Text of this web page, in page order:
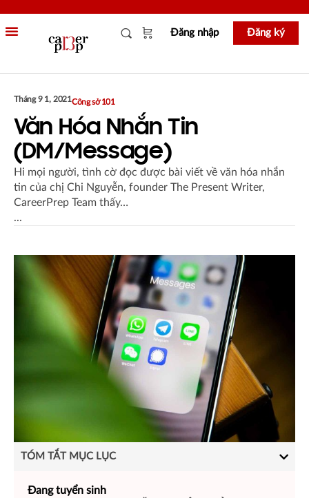
Đăng nhập Đăng ký
Tháng 9 1, 2021Công sở 101
Văn Hóa Nhắn Tin
(DM/Message)
Hi mọi người, tình cờ đọc được bài viết về văn hóa nhắn
tin của chị Chi Nguyễn, founder The Present Writer,
CareerPrep Team thấy…
...
TÓM TẮT MỤC LỤC
Đang tuyển sinh